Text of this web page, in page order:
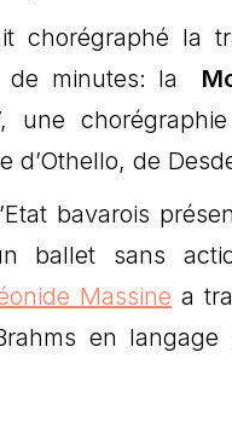
chorégraphé la
de minutes: la
une
d’Othello, de
bavarois
ballet sans
Massine a
en